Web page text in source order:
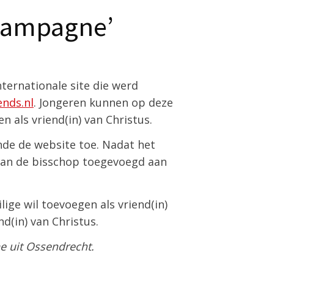
site die werd
. Jongeren kunnen op deze
als vriend(in) van Christus.
de website toe. Nadat het
de bisschop toegevoegd aan
wil toevoegen als vriend(in)
van Christus.
uit Ossendrecht.